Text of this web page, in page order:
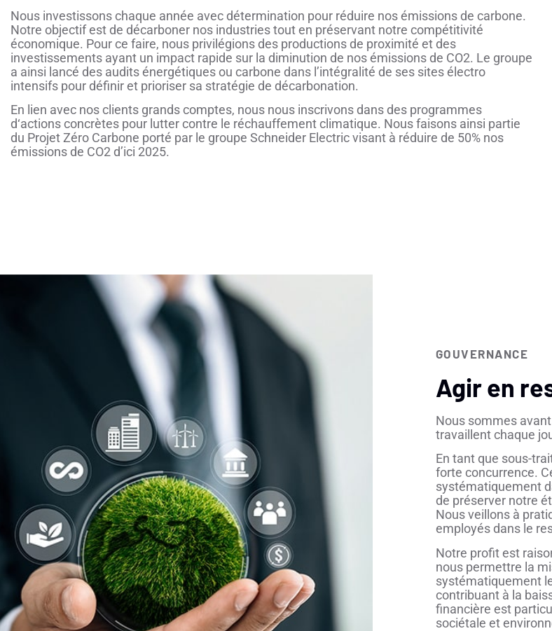
Nous investissons chaque année avec détermination pour réduire nos émissions de carbone.
Notre objectif est de décarboner nos industries tout en préservant notre compétitivité
économique. Pour ce faire, nous privilégions des productions de proximité et des
investissements ayant un impact rapide sur la diminution de nos émissions de CO2. Le groupe
a ainsi lancé des audits énergétiques ou carbone dans l’intégralité de ses sites électro
intensifs pour définir et prioriser sa stratégie de décarbonation.
En lien avec nos clients grands comptes, nous nous inscrivons dans des programmes
d‘actions concrètes pour lutter contre le réchauffement climatique. Nous faisons ainsi partie
du Projet Zéro Carbone porté par le groupe Schneider Electric visant à réduire de 50% nos
émissions de CO2 d’ici 2025.
GOUVERNANCE
Agir en
Nous sommes
travaillent chaque
En tant que sous-
forte concurrence.
systématiquement
de préserver notre
Nous veillons à
employés dans le
Notre profit est
nous permettre la
systématiquement
contribuant à la
financière est
sociétale et